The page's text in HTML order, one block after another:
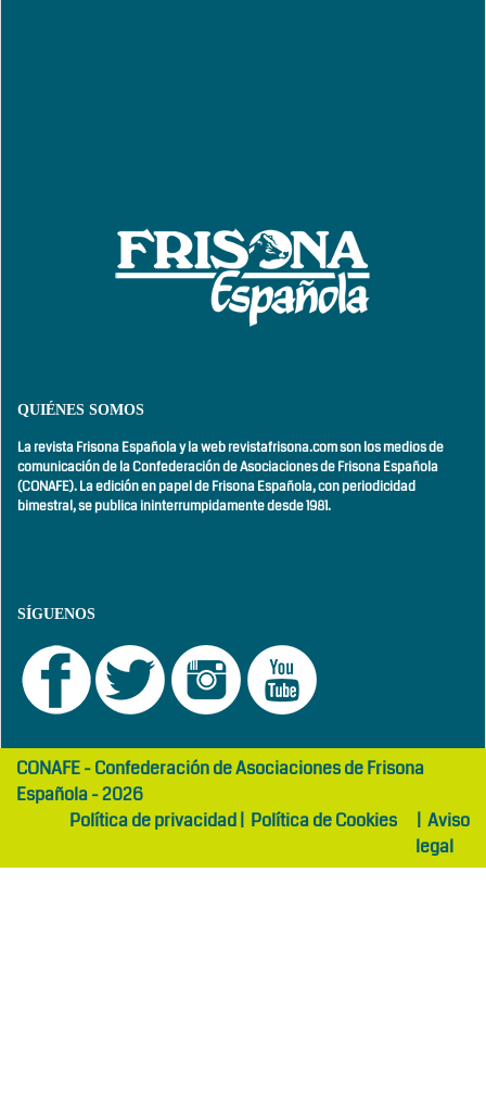
QUIÉNES SOMOS
La revista Frisona Española y la web revistafrisona.com son los medios de
comunicación de la Confederación de Asociaciones de Frisona Española
(CONAFE). La edición en papel de Frisona Española, conperiodicidad
bimestral,se publica ininterrumpidamente desde 1981.
SÍGUENOS
girls
abaya
maltepe
otelCONAFE - Confederación de Asociaciones de Frisona
Española - 2026
Política de privacidad| Política de Cookies | Aviso
legal